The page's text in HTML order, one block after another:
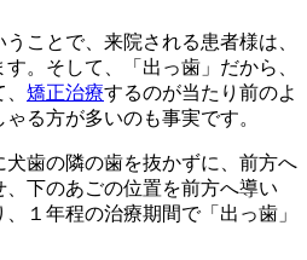
ことで、来院される患者様は、
。そして、「出っ歯」だから、
矯正治療するのが当たり前のよ
る方が多いのも事実です。
犬歯の隣の歯を抜かずに、前方へ
下のあごの位置を前方へ導い
１年程の治療期間で「出っ歯」